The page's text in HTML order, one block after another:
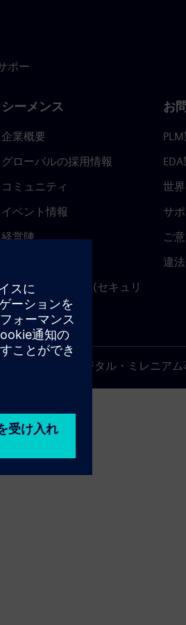
ポー
シーメンス
企業概要
グローバルの採用情報
コミュニティ
イベント情報
経営陣
トラストセンター (セキュリ
ティ関連情報)
お
世
サ
ご
違
デジタル・ミレニア